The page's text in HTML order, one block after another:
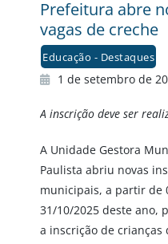
Prefeitura abre
vagas de creche
Educação - Destaques
1 de setembro de
A inscrição deve ser
A Unidade Gestora
Paulista abriu novas
municipais, a partir de
31/10/2025 deste ano,
a inscrição de crianças